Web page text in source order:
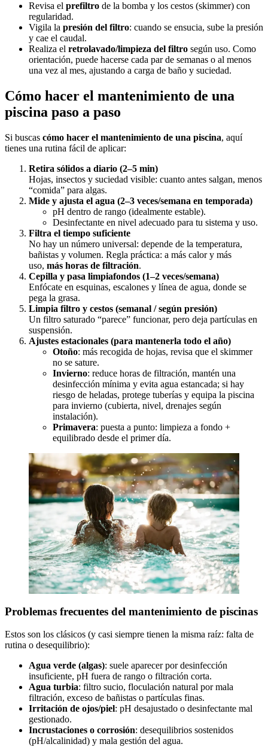
Revisa el prefiltro de la bomba y los cestos (skimmer) con
regularidad.
Vigila la presión del filtro: cuando se ensucia, sube la presión
y cae el caudal.
Realiza el retrolavado/limpieza del filtro según uso. Como
orientación, puede hacerse cada par de semanas o al menos
una vez al mes, ajustando a carga de baño y suciedad.
Cómo hacer el mantenimiento de una
piscina paso a paso
Si buscas cómo hacer el mantenimiento de una piscina, aquí
tienes una rutina fácil de aplicar:
Retira sólidos a diario (2–5 min)
Hojas, insectos y suciedad visible: cuanto antes salgan, menos
“comida” para algas.
Mide y ajusta el agua (2–3 veces/semana en temporada)
pH dentro de rango (idealmente estable).
Desinfectante en nivel adecuado para tu sistema y uso.
Filtra el tiempo suficiente
No hay un número universal: depende de la temperatura,
bañistas y volumen. Regla práctica: a más calor y más
uso, más horas de filtración.
Cepilla y pasa limpiafondos (1–2 veces/semana)
Enfócate en esquinas, escalones y línea de agua, donde se
pega la grasa.
Limpia filtro y cestos (semanal / según presión)
Un filtro saturado “parece” funcionar, pero deja partículas en
suspensión.
Ajustes estacionales (para mantenerla todo el año)
Otoño: más recogida de hojas, revisa que el skimmer
no se sature.
Invierno: reduce horas de filtración, mantén una
desinfección mínima y evita agua estancada; si hay
riesgo de heladas, protege tuberías y equipa la piscina
para invierno (cubierta, nivel, drenajes según
instalación).
Primavera: puesta a punto: limpieza a fondo +
equilibrado desde el primer día.
Problemas frecuentes del mantenimiento de piscinas
Estos son los clásicos (y casi siempre tienen la misma raíz: falta de
rutina o desequilibrio):
Agua verde (algas): suele aparecer por desinfección
insuficiente, pH fuera de rango o filtración corta.
Agua turbia: filtro sucio, floculación natural por mala
filtración, exceso de bañistas o partículas finas.
Irritación de ojos/piel: pH desajustado o desinfectante mal
gestionado.
Incrustaciones o corrosión: desequilibrios sostenidos
(pH/alcalinidad) y mala gestión del agua.